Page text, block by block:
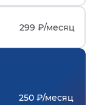
299 ₽/месяц
250 ₽/месяц